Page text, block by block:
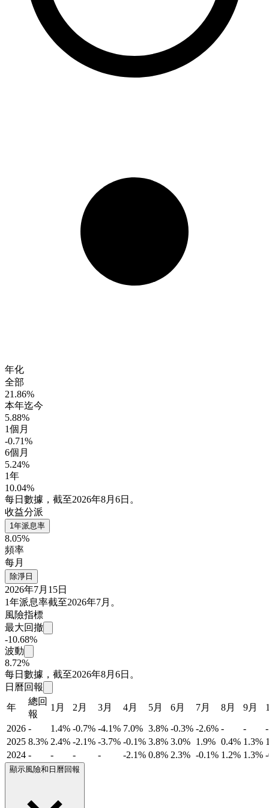
年化
全部
21.86%
本年迄今
5.88%
1個月
-0.71%
6個月
5.24%
1年
10.04%
每日數據，截至2026年8月6日。
收益分派
1年派息率
8.05%
頻率
每月
除淨日
2026年7月15日
1年派息率截至2026年7月。
風險指標
最大回撤
-10.68%
波動
8.72%
每日數據，截至2026年8月6日。
日曆回報
年
總回
報
1月 2月 3月 4月 5月 6月 7月 8月 9月
2026 - 1.4% -0.7% -4.1% 7.0% 3.8% -0.3% -2.6% - -
-
2025 8.3% 2.4% -2.1% -3.7% -0.1% 3.8% 3.0% 1.9% 0.4% 1.3%
2024 - - - - -2.1% 0.8% 2.3% -0.1% 1.2% 1.3%
顯示風險和日曆回報